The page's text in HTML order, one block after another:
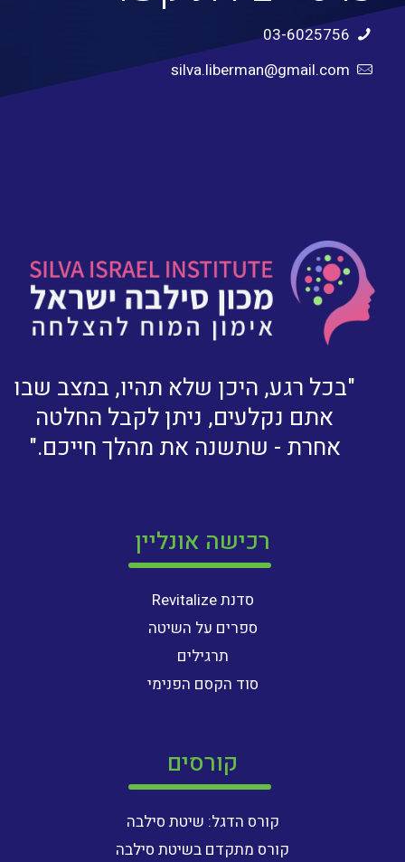
03-6025756
silva.liberman@gmail.com
"בכל רגע, היכן שלא תהיו, במצב שבו
אתם נקלעים, ניתן לקבל החלטה
אחרת - שתשנה את מהלך חייכם."
רכישה אונליין
סדנת Revitalize
ספרים על השיטה
תרגילים
סוד הקסם הפנימי
קורסים
קורס הדגל: שיטת סילבה
קורס מתקדם בשיטת סילבה